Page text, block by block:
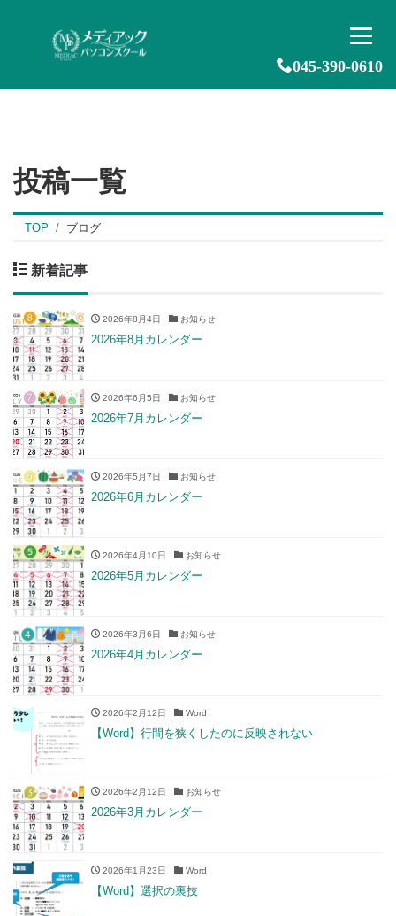
045-390-0610
投稿一覧
TOP ブログ
新着記事
2026年8月4日 お知らせ
2026年8月カレンダー
2026年6月5日 お知らせ
2026年7月カレンダー
2026年5月7日 お知らせ
2026年6月カレンダー
2026年4月10日 お知らせ
2026年5月カレンダー
2026年3月6日 お知らせ
2026年4月カレンダー
2026年2月12日 Word
【Word】行間を狭くしたのに反映されない
2026年2月12日 お知らせ
2026年3月カレンダー
2026年1月23日 Word
【Word】選択の裏技